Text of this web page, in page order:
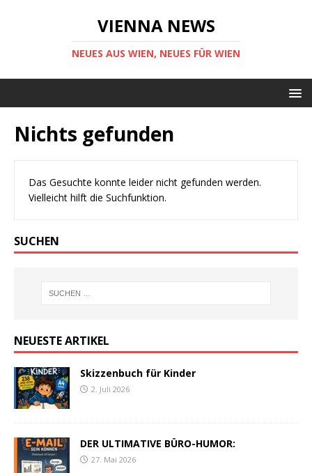
VIENNA NEWS
NEUES AUS WIEN, NEUES FÜR WIEN
Nichts gefunden
Das Gesuchte konnte leider nicht gefunden werden.
Vielleicht hilft die Suchfunktion.
SUCHEN
NEUESTE ARTIKEL
Skizzenbuch für Kinder
2. Juli 2026
DER ULTIMATIVE BÜRO-HUMOR:
27. Mai 2026